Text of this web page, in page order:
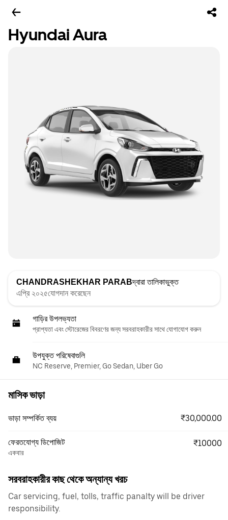
Hyundai Aura
CHANDRASHEKHAR PARABদ্বারা তালিকাভুক্ত
এপ্রি ২০২৫যোগদান করেছেন
গাড়ির উপলভ্যতা
প্রাপ্যতা এবং স্টোরেজের বিবরণের জন্য সরবরাহকারীর সাথে যোগাযোগ করুন
উপযুক্ত পরিষেবাগুলি
NC Reserve, Premier, Go Sedan, Uber Go
মাসিক ভাড়া
ভাড়া সম্পর্কিত ব্যয় ₹30,000.00
ফেরতযোগ্য ডিপোজিট
একবার
₹10000
সরবরাহকারীর কাছ থেকে অন্যান্য খরচ
Car servicing, fuel, tolls, traffic panalty will be driver
responsibility.